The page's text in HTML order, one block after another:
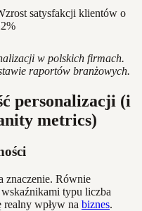
satysfakcji klientów o
w polskich firmach.
raportów branżowych.
personalizacji (i
metrics)
znaczenie. Równie
wskaźnikami typu liczba
realny wpływ na biznes.